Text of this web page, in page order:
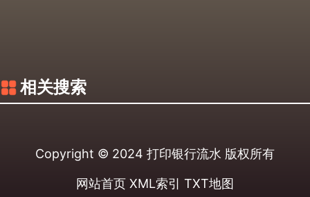
相关搜索
Copyright © 2024 打印银行流水 版权所有
网站首页 XML索引 TXT地图